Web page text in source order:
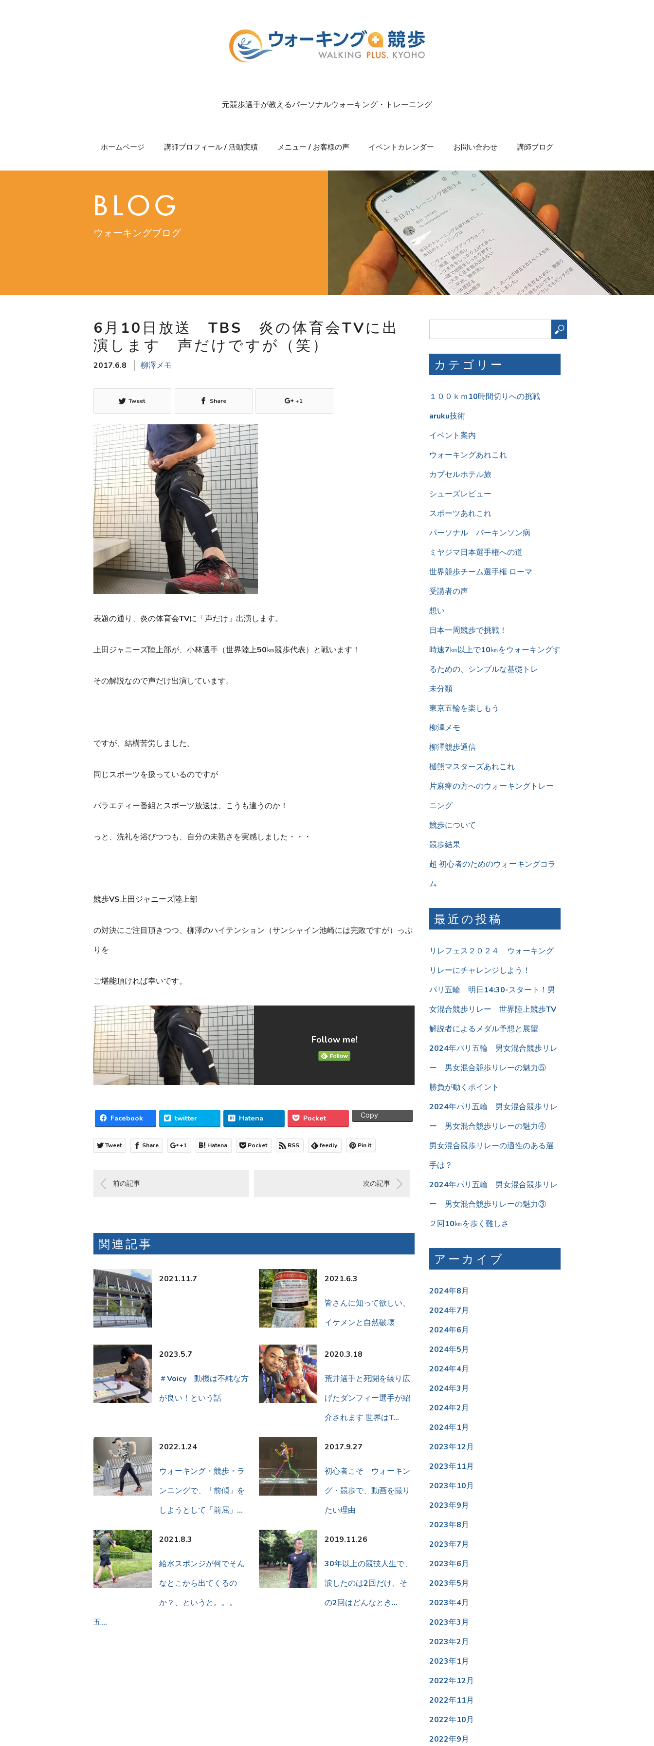
元競歩選手が教えるパーソナルウォーキング・トレーニング
ホームページ 講師プロフィール / 活動実績 メニュー / お客様の声 イベントカレンダー お問い合わせ 講師ブログ
BLOG
ウォーキングブログ
6月10日放送 TBS 炎の体育会TVに出
演します 声だけですが（笑）
2017.6.8 柳澤メモ
Tweet Share +1
表題の通り、炎の体育会TVに「声だけ」出演します。
上田ジャニーズ陸上部が、小林選手（世界陸上50㎞競歩代表）と戦います！
その解説なので声だけ出演しています。
ですが、結構苦労しました。
同じスポーツを扱っているのですが
バラエティー番組とスポーツ放送は、こうも違うのか！
っと、洗礼を浴びつつも、自分の未熟さを実感しました・・・
競歩VS上田ジャニーズ陸上部
の対決にご注目頂きつつ、柳澤のハイテンション（サンシャイン池崎には完敗ですが）っぷ
りを
ご堪能頂ければ幸いです。
Follow me!
Facebook twitter Hatena Pocket Copy
Tweet Share +1 Hatena Pocket RSS feedly Pin it
前の記事 次の記事
関連記事
2021.11.7 2021.6.3
皆さんに知って欲しい、
イケメンと自然破壊
2023.5.7
＃Voicy 動機は不純な方
が良い！という話
2020.3.18
荒井選手と死闘を繰り広
げたダンフィー選手が紹
介されます 世界はT…
2022.1.24
ウォーキング・競歩・ラ
ンニングで、「前傾」を
しようとして「前屈」…
2017.9.27
初心者こそ ウォーキン
グ・競歩で、動画を撮り
たい理由
2021.8.3
給水スポンジが何でそん
なとこから出てくるの
か？、というと。。。
五…
2019.11.26
30年以上の競技人生で、
涙したのは2回だけ、そ
の2回はどんなとき…
カテゴリー
１００ｋｍ10時間切りへの挑戦
aruku技術
イベント案内
ウォーキングあれこれ
カプセルホテル旅
シューズレビュー
スポーツあれこれ
パーソナル パーキンソン病
ミヤジマ日本選手権への道
世界競歩チーム選手権 ローマ
受講者の声
想い
日本一周競歩で挑戦！
時速7㎞以上で10㎞をウォーキングす
るための、シンプルな基礎トレ
未分類
東京五輪を楽しもう
柳澤メモ
柳澤競歩通信
樋熊マスターズあれこれ
片麻痺の方へのウォーキングトレー
ニング
競歩について
競歩結果
超 初心者のためのウォーキングコラ
ム
最近の投稿
リレフェス２０２４ ウォーキング
リレーにチャレンジしよう！
パリ五輪 明日14:30-スタート！男
女混合競歩リレー 世界陸上競歩TV
解説者によるメダル予想と展望
2024年パリ五輪 男女混合競歩リレ
ー 男女混合競歩リレーの魅力⑤
勝負が動くポイント
2024年パリ五輪 男女混合競歩リレ
ー 男女混合競歩リレーの魅力④
男女混合競歩リレーの適性のある選
手は？
2024年パリ五輪 男女混合競歩リレ
ー 男女混合競歩リレーの魅力③
２回10㎞を歩く難しさ
アーカイブ
2024年8月
2024年7月
2024年6月
2024年5月
2024年4月
2024年3月
2024年2月
2024年1月
2023年12月
2023年11月
2023年10月
2023年9月
2023年8月
2023年7月
2023年6月
2023年5月
2023年4月
2023年3月
2023年2月
2023年1月
2022年12月
2022年11月
2022年10月
2022年9月